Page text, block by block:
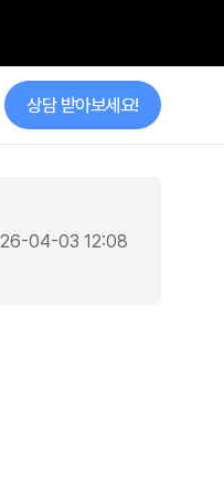
상담 받아보세요!
26-04-03 12:08